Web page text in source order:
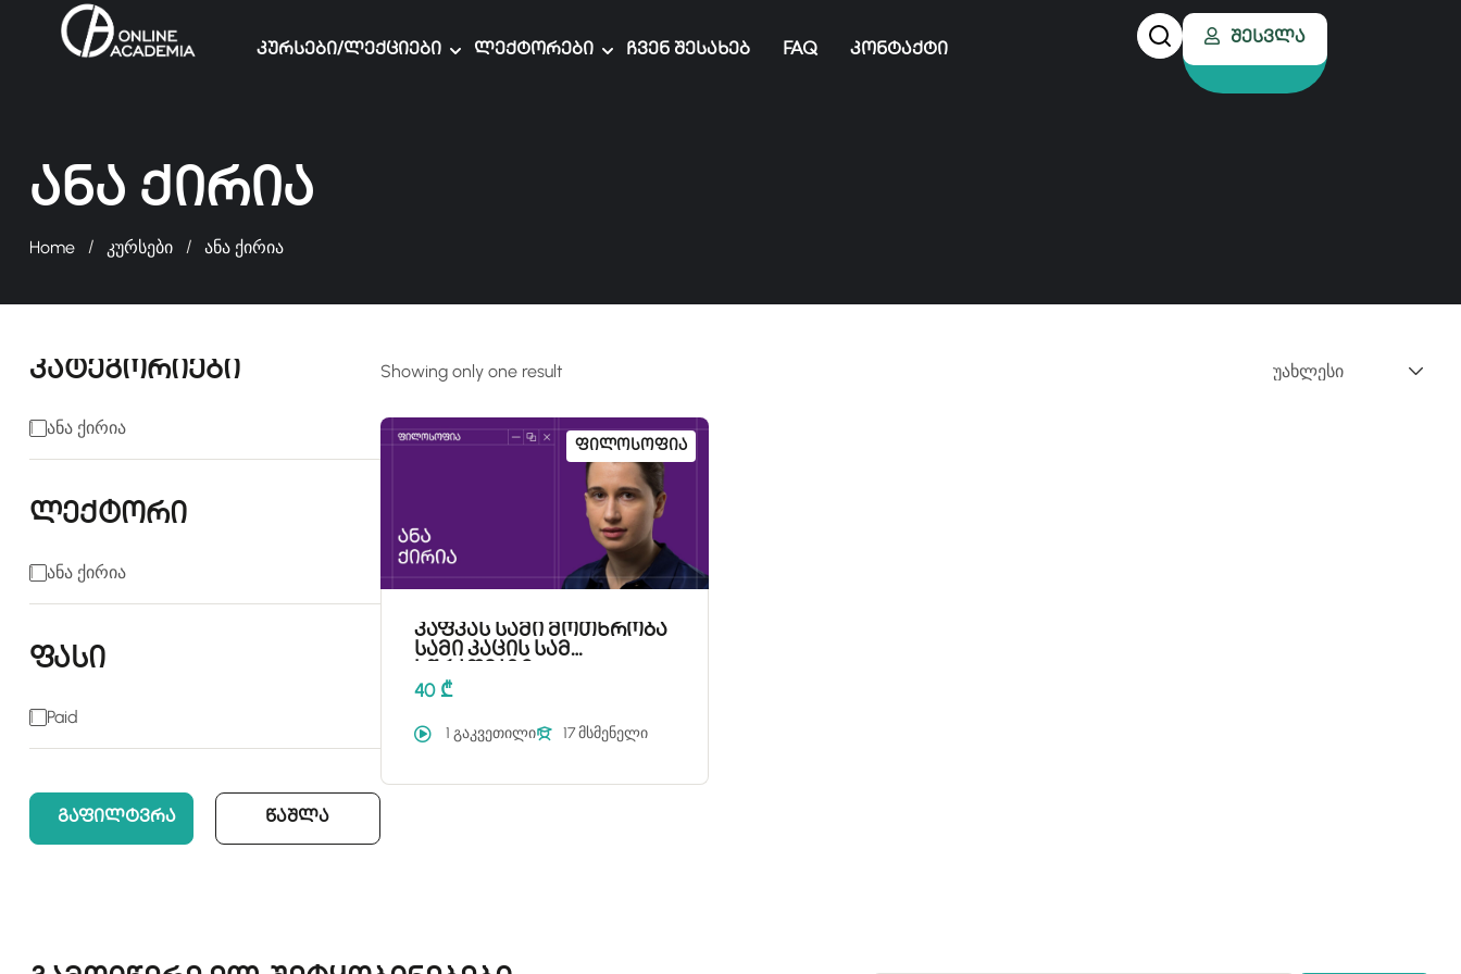
Კურსები/ლექციები Ლექტორები Ჩვენ Შესახებ FAQ Კონტაქტი
Შესვლა
Ანა Ქირია
Home კურსები ანა ქირია
კატეგორიები
Ანა Ქირია
1
ლექტორი
Ანა Ქირია
1
ფასი
Paid
1
Გაფილტვრა Წაშლა
Showing only one result
Ფილოსოფია
კაფკას სამი მოთხრობა
სამი კაცის სამ
40 ₾
1 გაკვეთილი 17 მსმენელი